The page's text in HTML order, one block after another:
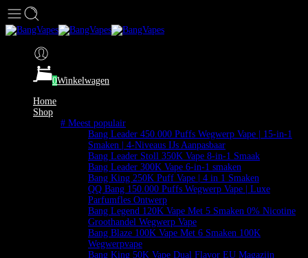
0Winkelwagen
Home
Shop
# Meest populair
Bang Leader 450.000 Puffs Wegwerp Vape | 15-in-1
Smaken | 4-Niveaus IJs Aanpasbaar
Bang Leader Stoll 350K Vape 8-in-1 Smaak
Bang Leader 300K Vape 6-in-1 smaken
Bang King 250K Puff Vape | 4 in 1 Smaken
QQ Bang 150.000 Puffs Wegwerp Vape | Luxe
Parfumfles Ontwerp
Bang Legend 120K Vape Met 5 Smaken 0% Nicotine
Groothandel Wegwerp Vape
Bang Blaze 100K Vape Met 6 Smaken 100K
Wegwerpvape
Bang King 50K Vape Dual Flavor EU Magazijn